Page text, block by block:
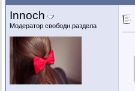
Innoch
Модератор свободн.раздела